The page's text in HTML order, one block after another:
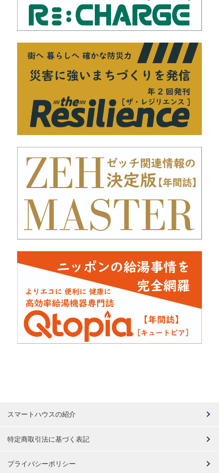
スマートハウスの紹介
特定商取引法に基づく表記
プライバシーポリシー